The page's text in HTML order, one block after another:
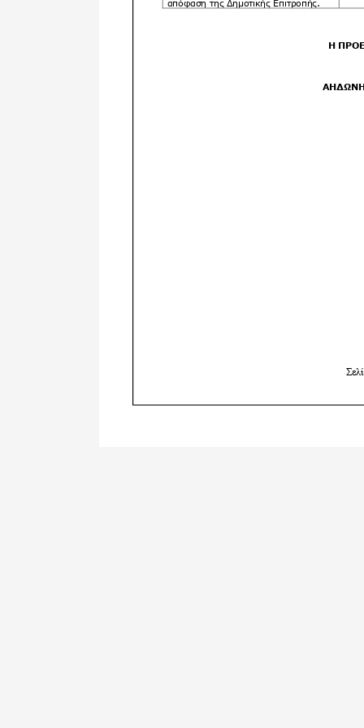
Δίκτυο